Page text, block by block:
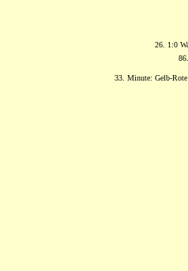
26. 1:0
33. Minute: Gelb-